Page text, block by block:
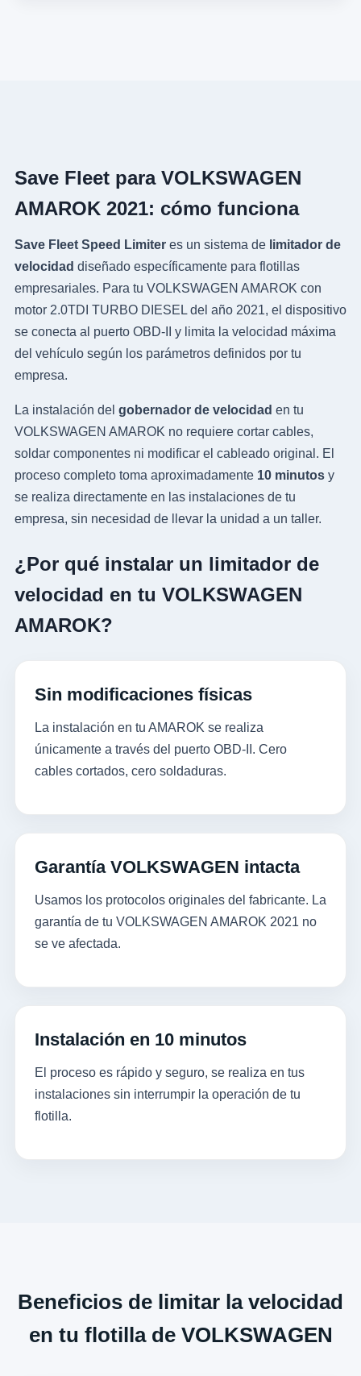
Save Fleet para VOLKSWAGEN
AMAROK 2021: cómo funciona
Save Fleet Speed Limiteres un sistema de limitador de
velocidad diseñado específicamente para flotillas
empresariales. Para tu VOLKSWAGEN AMAROK con
motor 2.0TDI TURBO DIESEL del año 2021, el dispositivo
se conecta al puerto OBD-II y limita la velocidad máxima
del vehículo según los parámetros definidos por tu
empresa.
La instalación del gobernador de velocidad en tu
VOLKSWAGEN AMAROK no requiere cortar cables,
soldar componentes ni modificar el cableado original. El
proceso completo toma aproximadamente 10 minutosy
se realiza directamente en las instalaciones de tu
empresa, sin necesidad de llevar la unidad a un taller.
¿Por qué instalar un limitador de
velocidad en tu VOLKSWAGEN
AMAROK?
Sin modificaciones físicas
La instalación en tu AMAROK se realiza
únicamente a través del puerto OBD-II. Cero
cables cortados, cero soldaduras.
Garantía VOLKSWAGEN intacta
Usamos los protocolos originales del fabricante. La
garantía de tu VOLKSWAGEN AMAROK 2021 no
se ve afectada.
Instalación en 10 minutos
El proceso es rápido y seguro, se realiza en tus
instalaciones sin interrumpir la operación de tu
flotilla.
Beneficios de limitar la velocidad
en tu flotilla de VOLKSWAGEN